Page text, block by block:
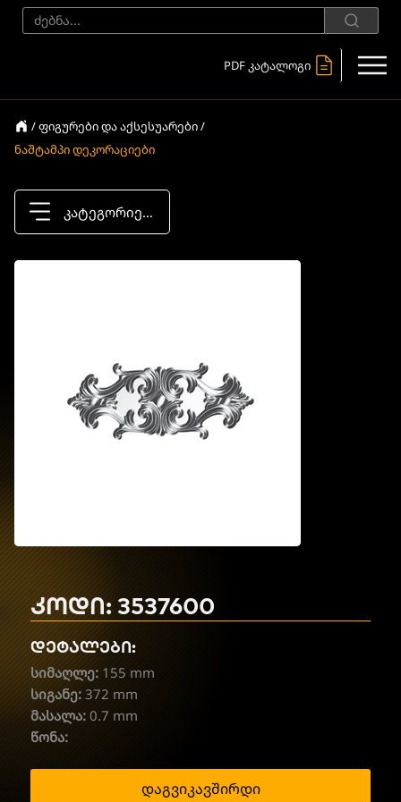
PDF კატალოგი
/ ფიგურები და აქსესუარები /
ნაშტამპი დეკორაციები
კატეგორიები
კოდი: 3537600
დეტალები:
სიმაღლე: 155 mm
სიგანე: 372 mm
მასალა: 0.7 mm
წონა:
დაგვიკავშირდი